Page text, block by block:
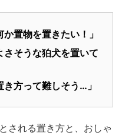
か置物を置きたい！」
さそうな狛犬を置いて
き方って難しそう…」
される置き方と、おしゃ